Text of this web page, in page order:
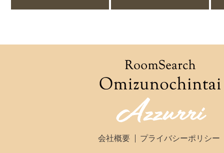
会社概要 プライバシーポリシー